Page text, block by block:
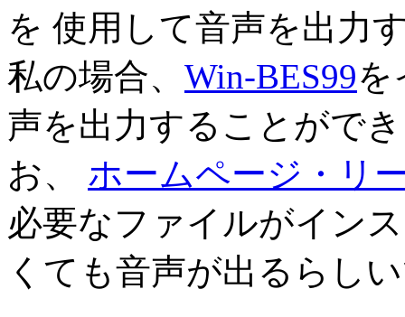
を 使用して音声を出力
私の場合、 Win-BES99を
声を出力することがで
お、 ホームページ・リ
必要なファイルがイン
くても音声が出るらし